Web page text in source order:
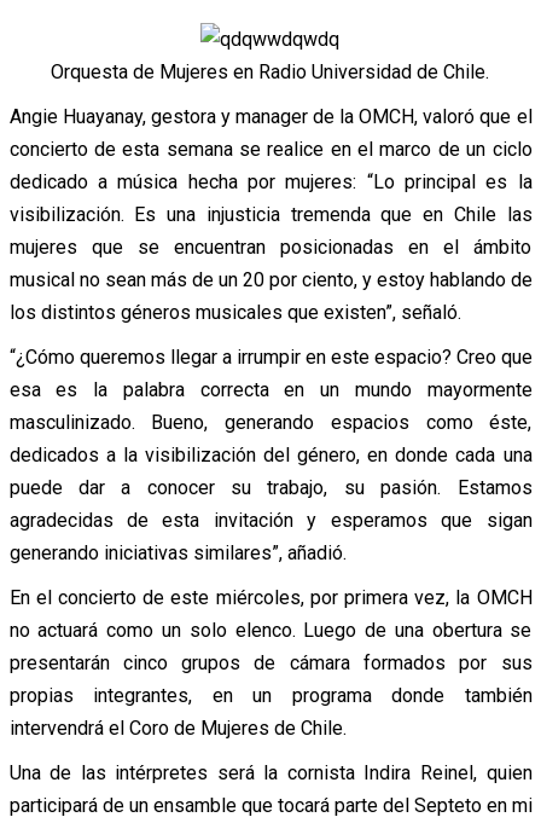
Orquesta de Mujeres en Radio Universidad de Chile.
Angie Huayanay, gestora y manager de la OMCH, valoró que el
concierto de esta semana se realice en el marco de un ciclo
dedicado a música hecha por mujeres: “Lo principal es la
visibilización. Es una injusticia tremenda que en Chile las
mujeres que se encuentran posicionadas en el ámbito
musical no sean más de un 20 por ciento, y estoy hablando de
los distintos géneros musicales que existen”, señaló.
“¿Cómo queremos llegar a irrumpir en este espacio? Creo que
esa es la palabra correcta en un mundo mayormente
masculinizado. Bueno, generando espacios como éste,
dedicados a la visibilización del género, en donde cada una
puede dar a conocer su trabajo, su pasión. Estamos
agradecidas de esta invitación y esperamos que sigan
generando iniciativas similares”, añadió.
En el concierto de este miércoles, por primera vez, la OMCH
no actuará como un solo elenco. Luego de una obertura se
presentarán cinco grupos de cámara formados por sus
propias integrantes, en un programa donde también
intervendrá el Coro de Mujeres de Chile.
Una de las intérpretes será la cornista Indira Reinel, quien
participará de un ensamble que tocará parte del Septeto en mi